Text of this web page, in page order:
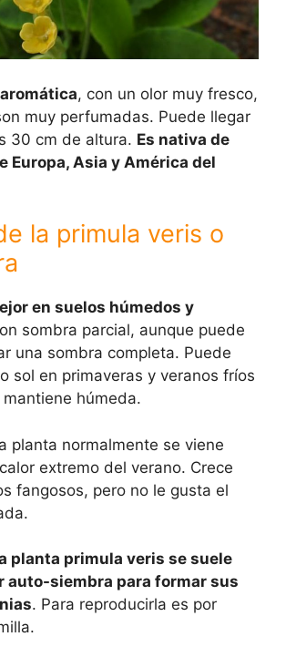
aromática, con un olor muy fresco,
muy perfumadas. Puede llegar
30 cm de altura. Es nativa de
Europa, Asia y América del
la primula veris o
en suelos húmedos y
sombra parcial, aunque puede
una sombra completa. Puede
sol en primaveras y veranos fríos
húmeda.
planta normalmente se viene
extremo del verano. Crece
fangosos, pero no le gusta el
planta primula veris se suele
auto-siembra para formar sus
. Para reproducirla es por